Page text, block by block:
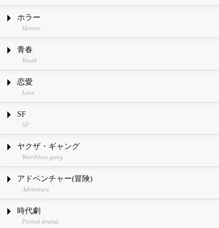
ホラー
Horror
青春
Youth
恋愛
Love
SF
SF
ヤクザ・ギャング
Worthless gang
アドベンチャー(冒険)
Adventure
時代劇
Period drama